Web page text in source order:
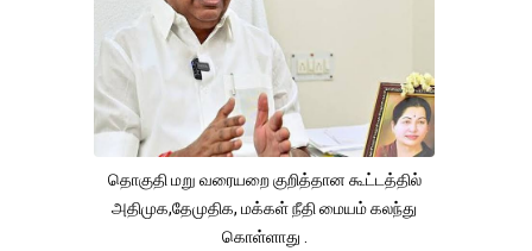
தொகுதி மறு வரையறை குறித்தான கூட்டத்தில்
அதிமுக,தேமுதிக, மக்கள் நீதி மையம் கலந்து
கொள்ளாது .